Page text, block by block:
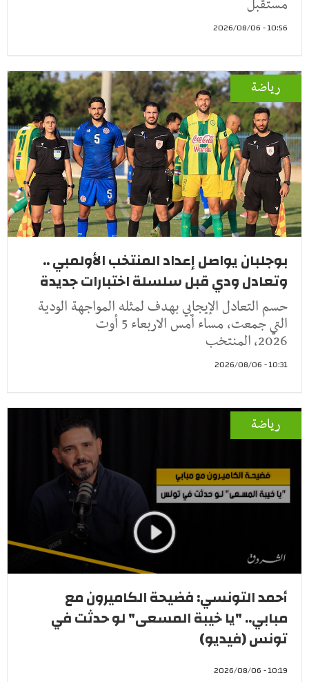
مستقبل
10:56 - 2026/08/06
رياضة
بوجلبان يواصل إعداد المنتخب الأولمبي ..
وتعادل ودي قبل سلسلة اختبارات جديدة
حسم التعادل الإيجابي بهدف لمثله المواجهة الودية
التي جمعت، مساء أمس الاربعاء 5 أوت
2026، المنتخب
10:31 - 2026/08/06
رياضة
أحمد التونسي: فضيحة الكاميرون مع
مبابي.. "يا خيبة المسعى" لو حدثت في
تونس (فيديو)
10:19 - 2026/08/06